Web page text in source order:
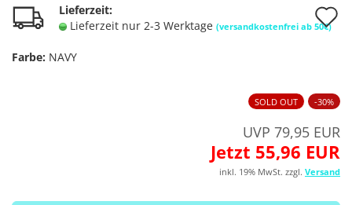
Lieferzeit:
Lieferzeit nur 2-3 Werktage (versandkostenfrei ab 50€)
Farbe: NAVY
SOLD OUT -30%
UVP 79,95 EUR
Jetzt 55,96 EUR
inkl. 19% MwSt. zzgl. Versand